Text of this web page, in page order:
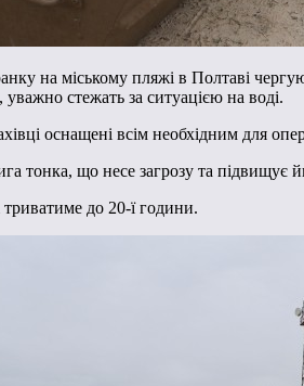
на міському пляжі в Полтаві
стежать за ситуацією на воді.
оснащені всім необхідним для
тонка, що несе загрозу та підвищує
до 20-ї години.